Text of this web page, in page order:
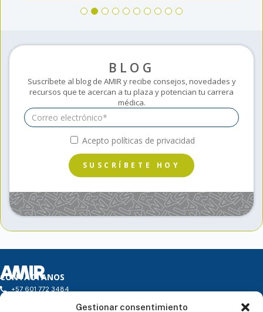
Gestionar consentimiento
BLOG
Suscríbete al blog de AMIR y recibe consejos, novedades y
recursos que te acercan a tu plaza y potencian tu carrera
médica.
Acepto políticas de privacidad
SUSCRÍBETE HOY
CONTÁCTANOS
+57 601 772 3484
Horario: de L a V de 9h a 18h - Atención Presencial